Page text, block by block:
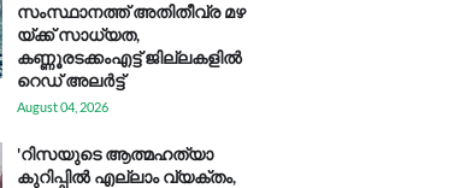
സം​സ്ഥാ​ന​ത്ത് അ​തി​തീ​വ്ര മ​ഴ​
യ്ക്ക് സാ​ധ്യ​ത,
കണ്ണൂരടക്കംഎ​ട്ട് ജി​ല്ല​ക​ളി​ൽ
റെ​ഡ് അ​ലർ​ട്ട്
August 04, 2026
'റിസയുടെ ആത്മഹത്യാ
കുറിപ്പിൽ എല്ലാം വ്യക്തം,